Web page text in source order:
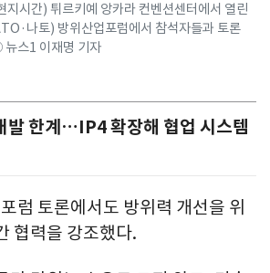
지시간) 튀르키예 앙카라 컨벤션센터에서 열린
나토) 방위산업포럼에서 참석자들과 토론
스1 이재명 기자
발 한계…IP4 확장해 협업 시스템
럼 토론에서도 방위력 개선을 위
협력을 강조했다.